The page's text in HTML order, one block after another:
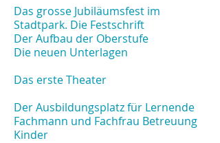
Das grosse Jubiläumsfest im
Stadtpark. Die Festschrift
Der Aufbau der Oberstufe
Die neuen Unterlagen
Das erste Theater
Der Ausbildungsplatz für Lernende
Fachmann und Fachfrau Betreuung
Kinder